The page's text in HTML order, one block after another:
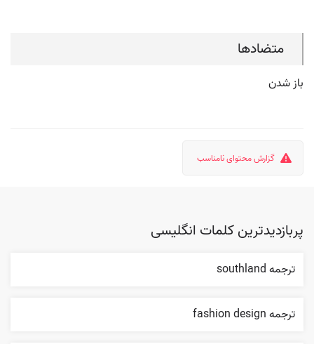
متضادها
باز شدن
گزارش محتوای نامناسب
پربازدیدترین کلمات انگلیسی
ترجمه southland
ترجمه fashion design